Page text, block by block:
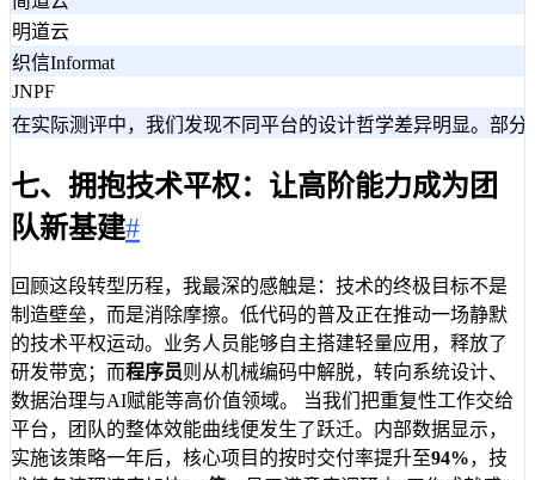
明道云
织信Informat
JNPF
在实际测评中，我们发现不同平台的设计哲学差异明显。部
七、拥抱技术平权：让高阶能力成为团
队新基建#
回顾这段转型历程，我最深的感触是：技术的终极目标不是
制造壁垒，而是消除摩擦。低代码的普及正在推动一场静默
的技术平权运动。业务人员能够自主搭建轻量应用，释放了
研发带宽；而程序员则从机械编码中解脱，转向系统设计、
数据治理与AI赋能等高价值领域。 当我们把重复性工作交给
平台，团队的整体效能曲线便发生了跃迁。内部数据显示，
实施该策略一年后，核心项目的按时交付率提升至94%，技